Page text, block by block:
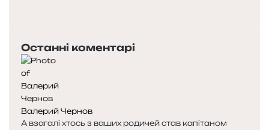
р
е
д
н
я
с
т
т
у
п
н
а
с
т
Останні коментарі
Валерий Чернов
А взагалі хтось з ваших родичей став капітаном